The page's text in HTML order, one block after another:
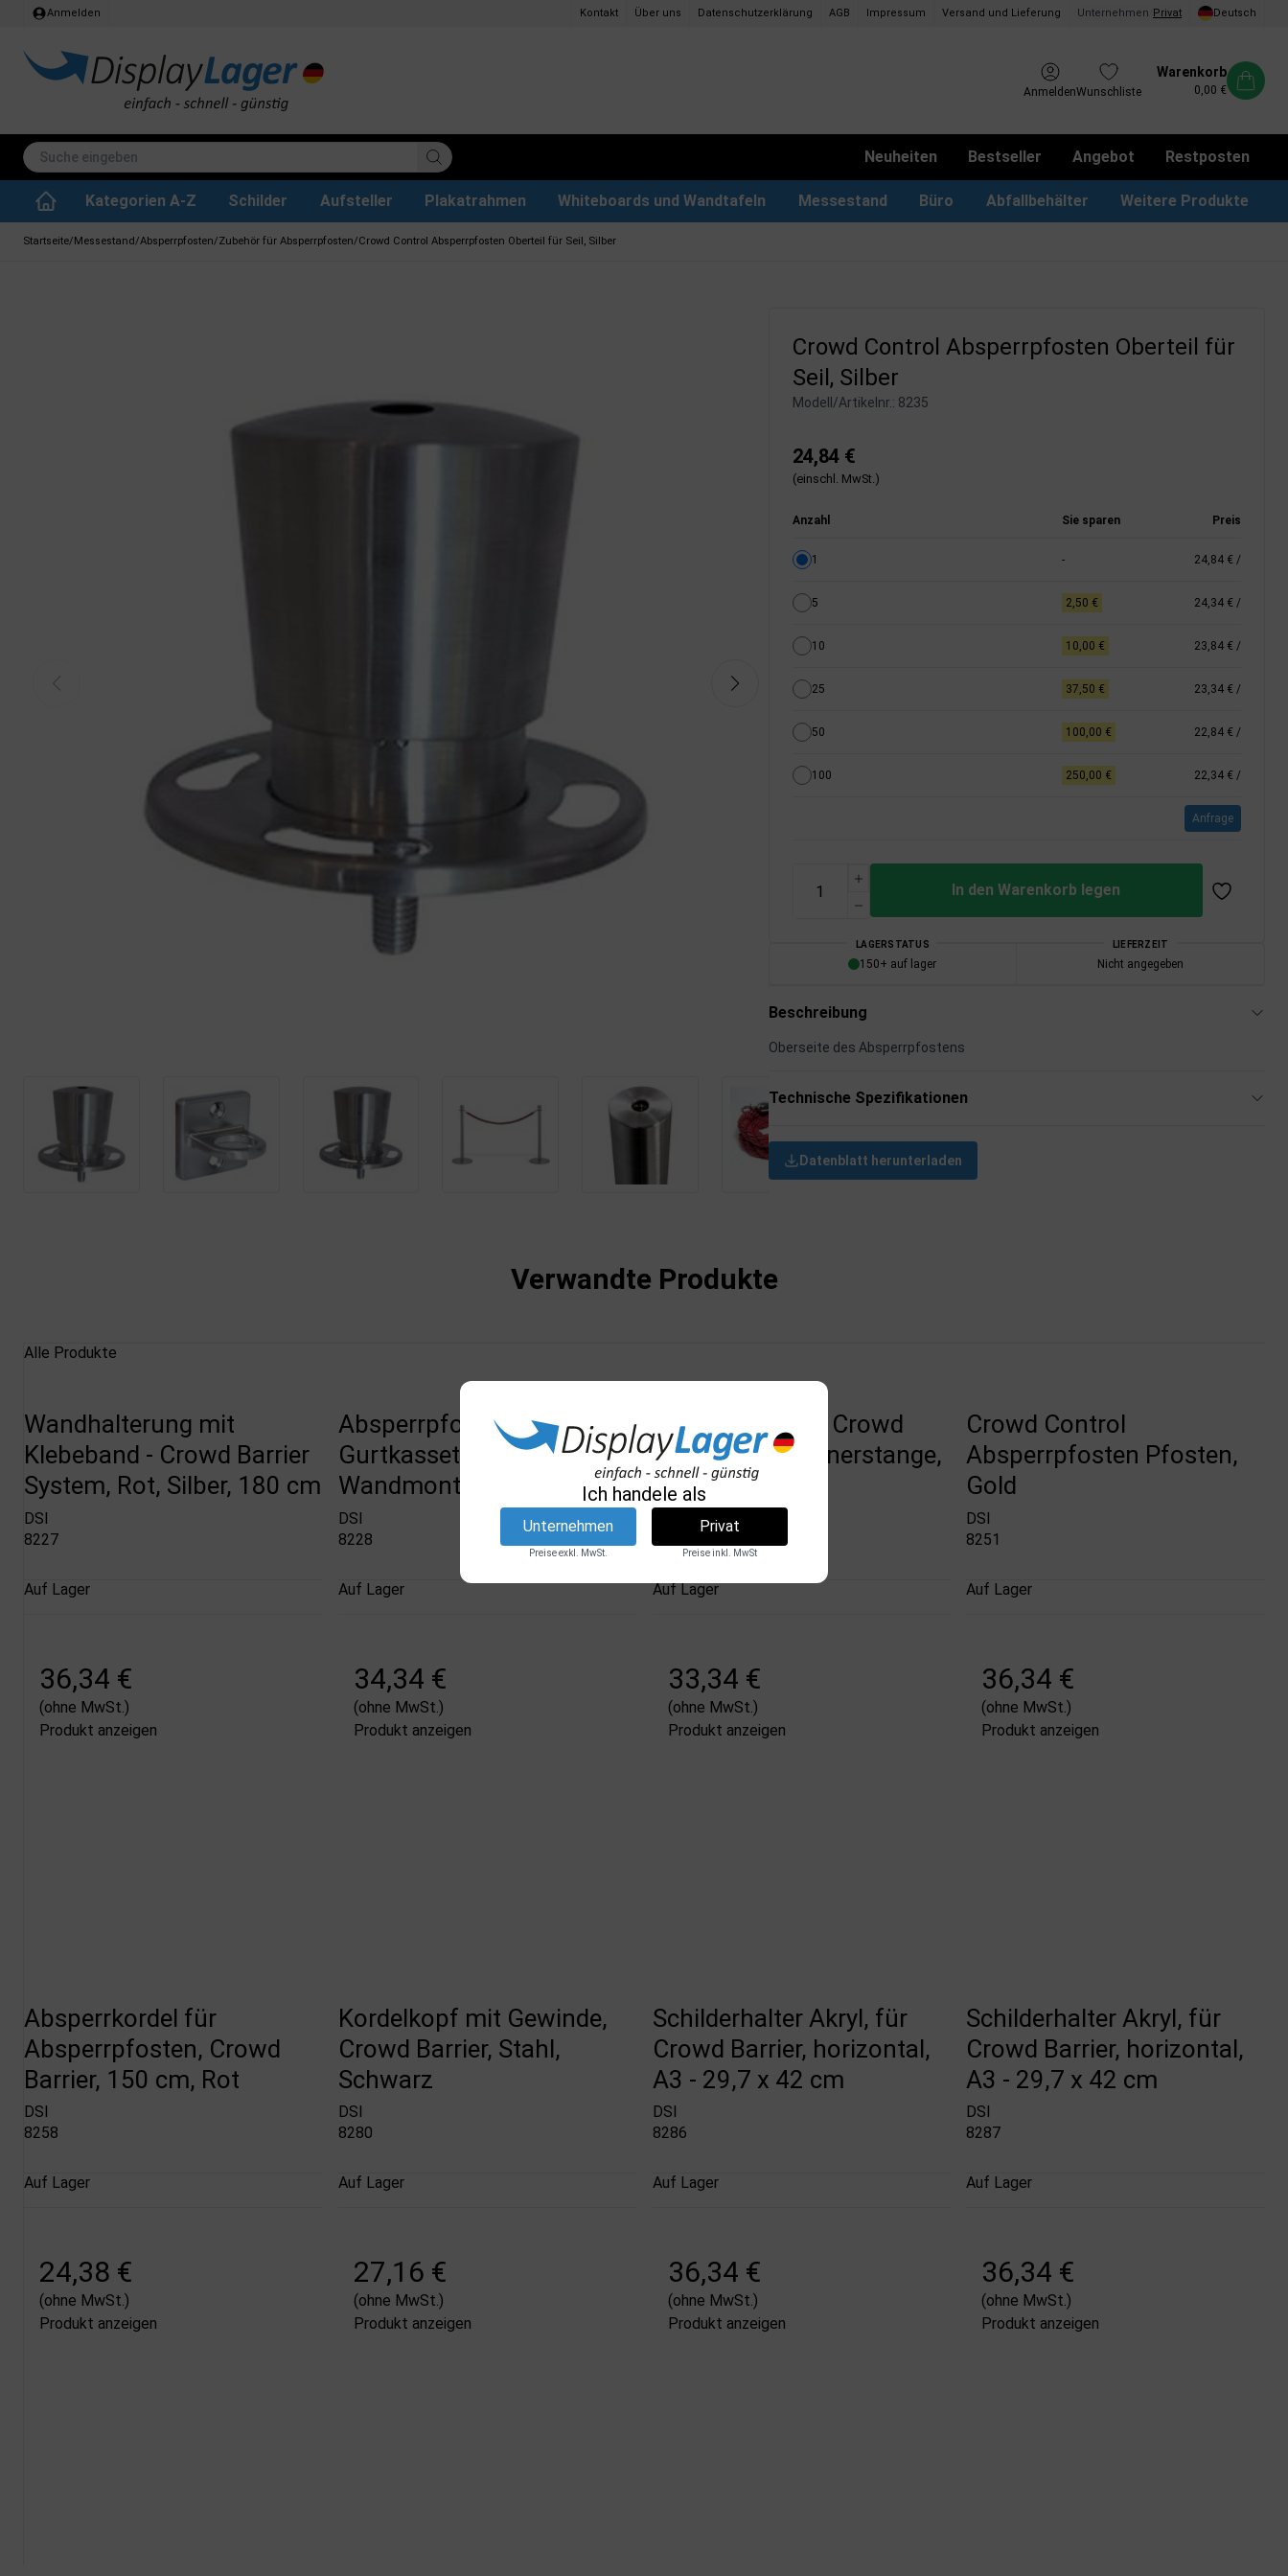
Anmelden Kontakt Über uns Datenschutzerklärung AGB Impressum Versand und Lieferung Unternehmen Privat Deutsch
AnmeldenWunschliste
Warenkorb
0,00 €
Neuheiten Bestseller Angebot Restposten
Kategorien A-Z Schilder Aufsteller Plakatrahmen Whiteboards und Wandtafeln Messestand Büro Abfallbehälter Weitere Produkte
Startseite/Messestand/Absperrpfosten/Zubehör für Absperrpfosten/Crowd Control Absperrpfosten Oberteil für Seil, Silber
Crowd Control Absperrpfosten Oberteil für
Seil, Silber
Modell/Artikelnr.: 8235
24,84 €
(einschl. MwSt.)
Anzahl Sie sparen Preis
1 - 24,84 € /
5 2,50 € 24,34 € /
10 10,00 € 23,84 € /
25 37,50 € 23,34 € /
50 100,00 € 22,84 € /
100 250,00 € 22,34 € /
Anfrage
In den Warenkorb legen
LAGERSTATUS
150+ auf lager
LIEFERZEIT
Nicht angegeben
Beschreibung
Oberseite des Absperrpfostens
Technische Spezifikationen
Datenblatt herunterladen
Verwandte Produkte
Alle Produkte
Wandhalterung mit
Klebeband - Crowd Barrier
System, Rot, Silber, 180 cm
DSI
8227
Auf Lager
36,34 €
(ohne MwSt.)
Produkt anzeigen
Absperrpfosten mit
Gurtkassette, zur
Wandmontage, Blau, Silber
DSI
8228
Auf Lager
34,34 €
(ohne MwSt.)
Produkt anzeigen
Absperrpfosten Crowd
Control mit Bannerstange,
160 cm, Silber
8233
Auf Lager
33,34 €
(ohne MwSt.)
Produkt anzeigen
Crowd Control
Absperrpfosten Pfosten,
Gold
DSI
8251
Auf Lager
36,34 €
(ohne MwSt.)
Produkt anzeigen
Absperrkordel für
Absperrpfosten, Crowd
Barrier, 150 cm, Rot
DSI
8258
Auf Lager
24,38 €
(ohne MwSt.)
Produkt anzeigen
Kordelkopf mit Gewinde,
Crowd Barrier, Stahl,
Schwarz
DSI
8280
Auf Lager
27,16 €
(ohne MwSt.)
Produkt anzeigen
Schilderhalter Akryl, für
Crowd Barrier, horizontal,
A3 - 29,7 x 42 cm
DSI
8286
Auf Lager
36,34 €
(ohne MwSt.)
Produkt anzeigen
Schilderhalter Akryl, für
Crowd Barrier, horizontal,
A3 - 29,7 x 42 cm
DSI
8287
Auf Lager
36,34 €
(ohne MwSt.)
Produkt anzeigen
Ich handele als
Unternehmen
Preise exkl. MwSt.
Privat
Preise inkl. MwSt